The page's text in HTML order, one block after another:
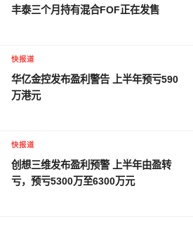
丰泰三个月持有混合FOF正在发售
快报道
华亿金控发布盈利警告 上半年预亏590
万港元
快报道
创想三维发布盈利预警 上半年由盈转
亏，预亏5300万至6300万元